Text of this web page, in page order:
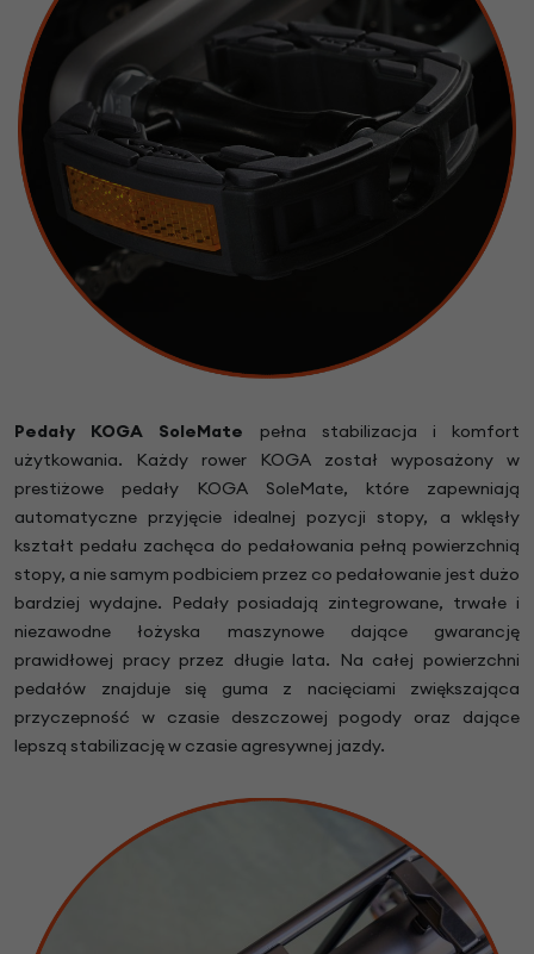
Pedały KOGA SoleMate pełna stabilizacja i komfort
użytkowania. Każdy rower KOGA został wyposażony w
prestiżowe pedały KOGA SoleMate, które zapewniają
automatyczne przyjęcie idealnej pozycji stopy, a wklęsły
kształt pedału zachęca do pedałowania pełną powierzchnią
stopy, a nie samym podbiciem przez co pedałowanie jest dużo
bardziej wydajne. Pedały posiadają zintegrowane, trwałe i
niezawodne łożyska maszynowe dające gwarancję
prawidłowej pracy przez długie lata. Na całej powierzchni
pedałów znajduje się guma z nacięciami zwiększająca
przyczepność w czasie deszczowej pogody oraz dające
lepszą stabilizację w czasie agresywnej jazdy.